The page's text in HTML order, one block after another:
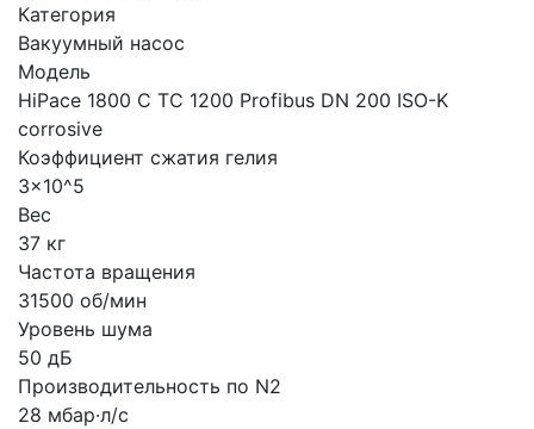
Категория
Вакуумный насос
Модель
HiPace 1800 C TC 1200 Profibus DN 200 ISO-K
corrosive
Коэффициент сжатия гелия
3x10^5
Вес
37 кг
Частота вращения
31500 об/мин
Уровень шума
50 дБ
Производительность по N2
28 мбар·л/с